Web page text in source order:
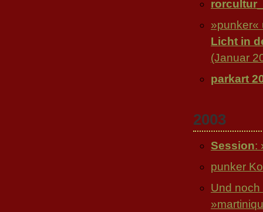
»punker«
Licht in
(Januar
parkart
2003
Session:
punker
Und